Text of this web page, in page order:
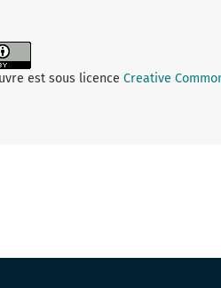
est sous licence Creative